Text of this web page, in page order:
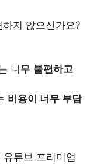
하지 않으신가요?
너무 불편하고
비용이 너무 부담
튜브 프리미엄